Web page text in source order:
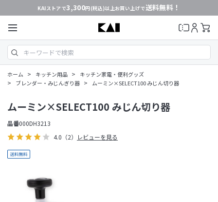
KAIストアで3,300円(税込)以上お買い上げで送料無料！
ホーム > キッチン用品 > キッチン家電・便利グッズ
> ブレンダー・みじんぎり器 > ムーミン×SELECT100 みじん切り器
4.0 （2） レビューを見る
ムーミン×SELECT100 みじん切り器
品番000DH3213